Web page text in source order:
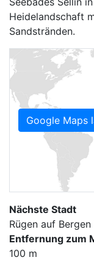
Heidelandschaft
Sandstränden.
Google Maps
Nächste Stadt
Rügen auf Bergen
Entfernung zum
100 m